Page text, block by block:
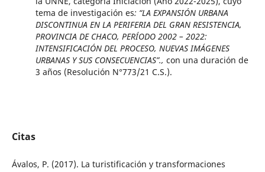
tema de investigación es: “LA EXPANSIÓN URBANA
DISCONTINUA EN LA PERIFERIA DEL GRAN RESISTENCIA,
PROVINCIA DE CHACO, PERÍODO 2002 – 2022:
INTENSIFICACIÓN DEL PROCESO, NUEVAS IMÁGENES
URBANAS Y SUS CONSECUENCIAS”., con una duración de
3 años (Resolución N°773/21 C.S.).
Citas
Ávalos, P. (2017). La turistificación y transformaciones